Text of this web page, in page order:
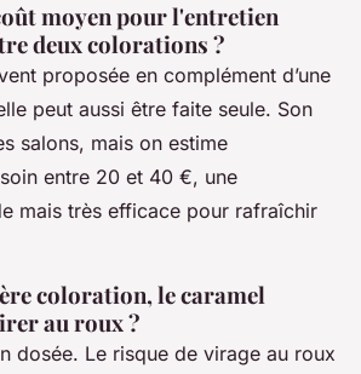
moyen pour l'entretien
deux colorations ?
proposée en complément d’une
peut aussi être faite seule. Son
salons, mais on estime
entre 20 et 40 €, une
mais très efficace pour rafraîchir
coloration, le caramel
au roux ?
dosée. Le risque de virage au roux